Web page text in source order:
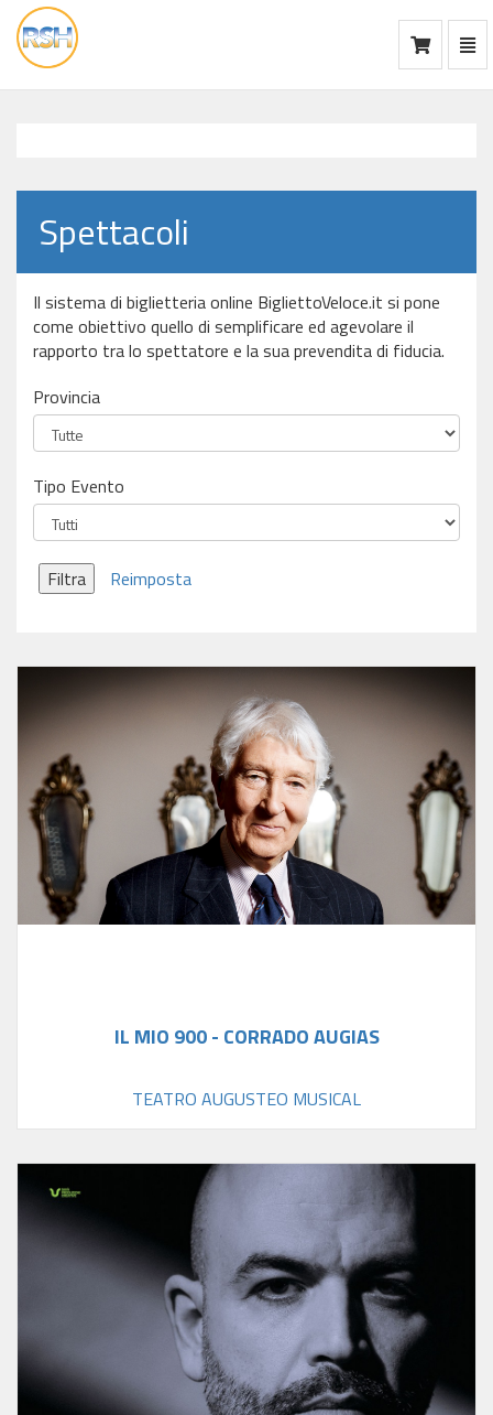
vai
alla
Spettacoli
Il sistema di biglietteria online BigliettoVeloce.it si pone
come obiettivo quello di semplificare ed agevolare il
rapporto tra lo spettatore e la sua prevendita di fiducia.
Provincia
Tipo Evento
Filtra Reimposta
IL MIO 900 - CORRADO AUGIAS
TEATRO AUGUSTEO MUSICAL